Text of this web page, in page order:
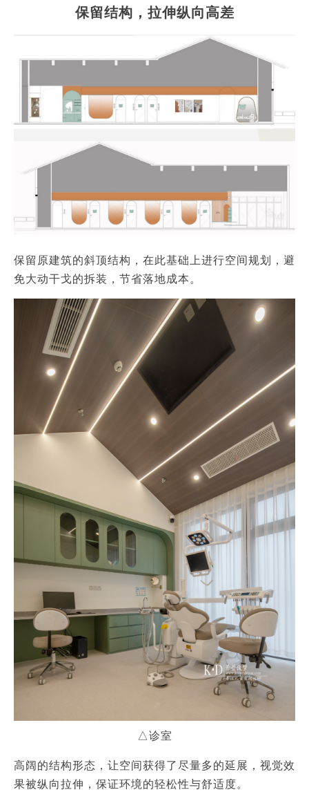
保留结构，拉伸纵向高差
保留原建筑的斜顶结构，在此基础上进行空间规划，避
免大动干戈的拆装，节省落地成本。
△诊室
高阔的结构形态，让空间获得了尽量多的延展，视觉效
果被纵向拉伸，保证环境的轻松性与舒适度。